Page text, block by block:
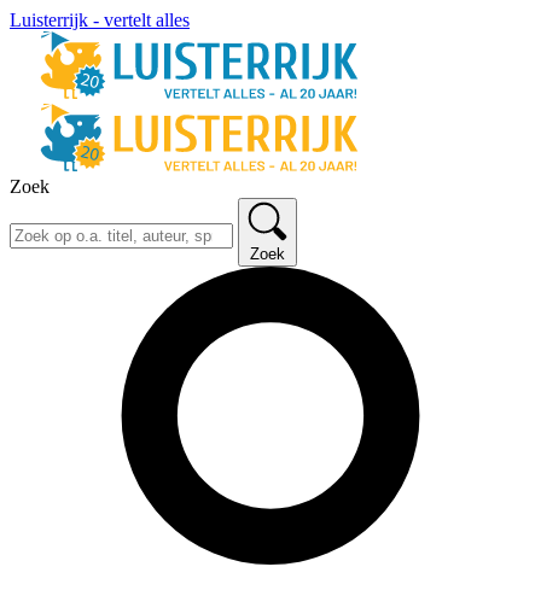
Luisterrijk - vertelt alles
Zoek
Zoek